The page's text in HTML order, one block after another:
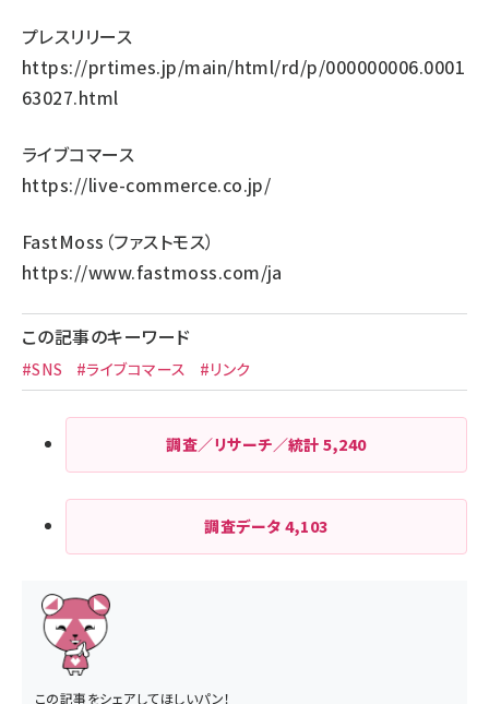
プレスリリース
https://prtimes.jp/main/html/rd/p/000000006.0001
63027.html
ライブコマース
https://live-commerce.co.jp/
FastMoss（ファストモス）
https://www.fastmoss.com/ja
この記事のキーワード
#SNS #ライブコマース #リンク
調査／リサーチ／統計5,240
調査データ4,103
この記事をシェアしてほしいパン！